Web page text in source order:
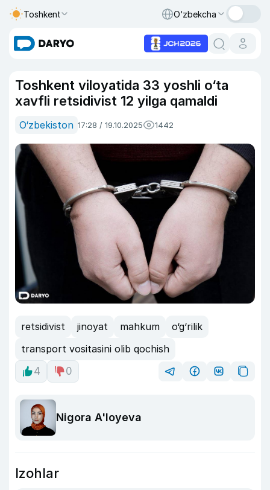
Toshkent O‘zbekcha
Toshkent viloyatida 33 yoshli o‘ta
xavfli retsidivist 12 yilga qamaldi
O‘zbekiston 17:28 / 19.10.2025 1442
retsidivist jinoyat mahkum
o‘g‘rilik
transport vositasini olib qochish
4
0
Nigora A'loyeva
Izohlar